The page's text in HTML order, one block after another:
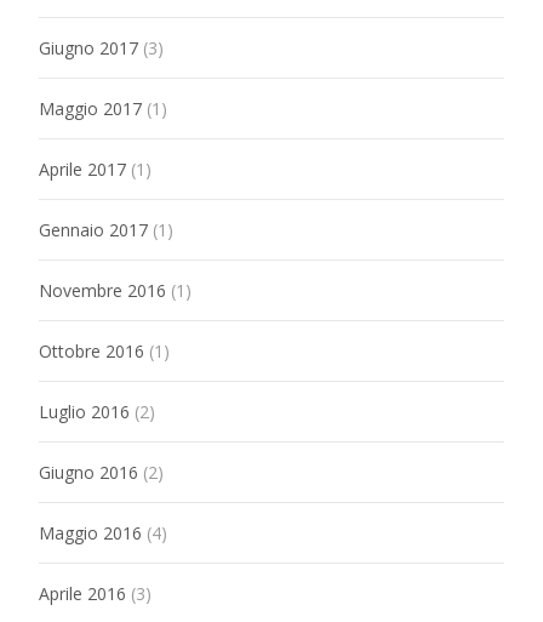
Giugno 2017 (3)
Maggio 2017 (1)
Aprile 2017 (1)
Gennaio 2017 (1)
Novembre 2016 (1)
Ottobre 2016 (1)
Luglio 2016 (2)
Giugno 2016 (2)
Maggio 2016 (4)
Aprile 2016 (3)